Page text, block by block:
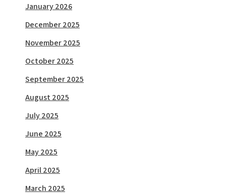
January 2026
December 2025
November 2025
October 2025
September 2025
August 2025
July 2025
June 2025
May 2025
April 2025
March 2025